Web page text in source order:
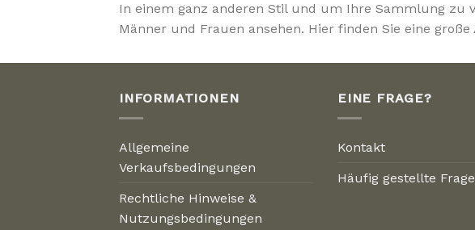
In einem ganz anderen Stil und um Ihre Sammlung zu
Männer und Frauen ansehen. Hier finden Sie eine
INFORMATIONEN
Allgemeine
Verkaufsbedingungen
Rechtliche Hinweise &
Nutzungsbedingungen
EINE FRAGE?
Kontakt
Häufig gestellte